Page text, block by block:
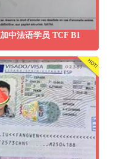
加中法语学员 TCF B1